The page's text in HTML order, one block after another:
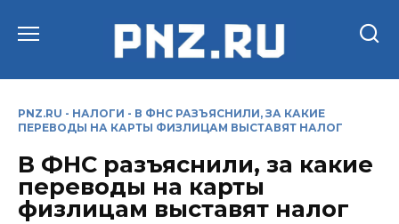
PNZ.RU - НАЛОГИ - В ФНС РАЗЪЯСНИЛИ, ЗА КАКИЕ
ПЕРЕВОДЫ НА КАРТЫ ФИЗЛИЦАМ ВЫСТАВЯТ НАЛОГ
В ФНС разъяснили, за какие
переводы на карты
физлицам выставят налог